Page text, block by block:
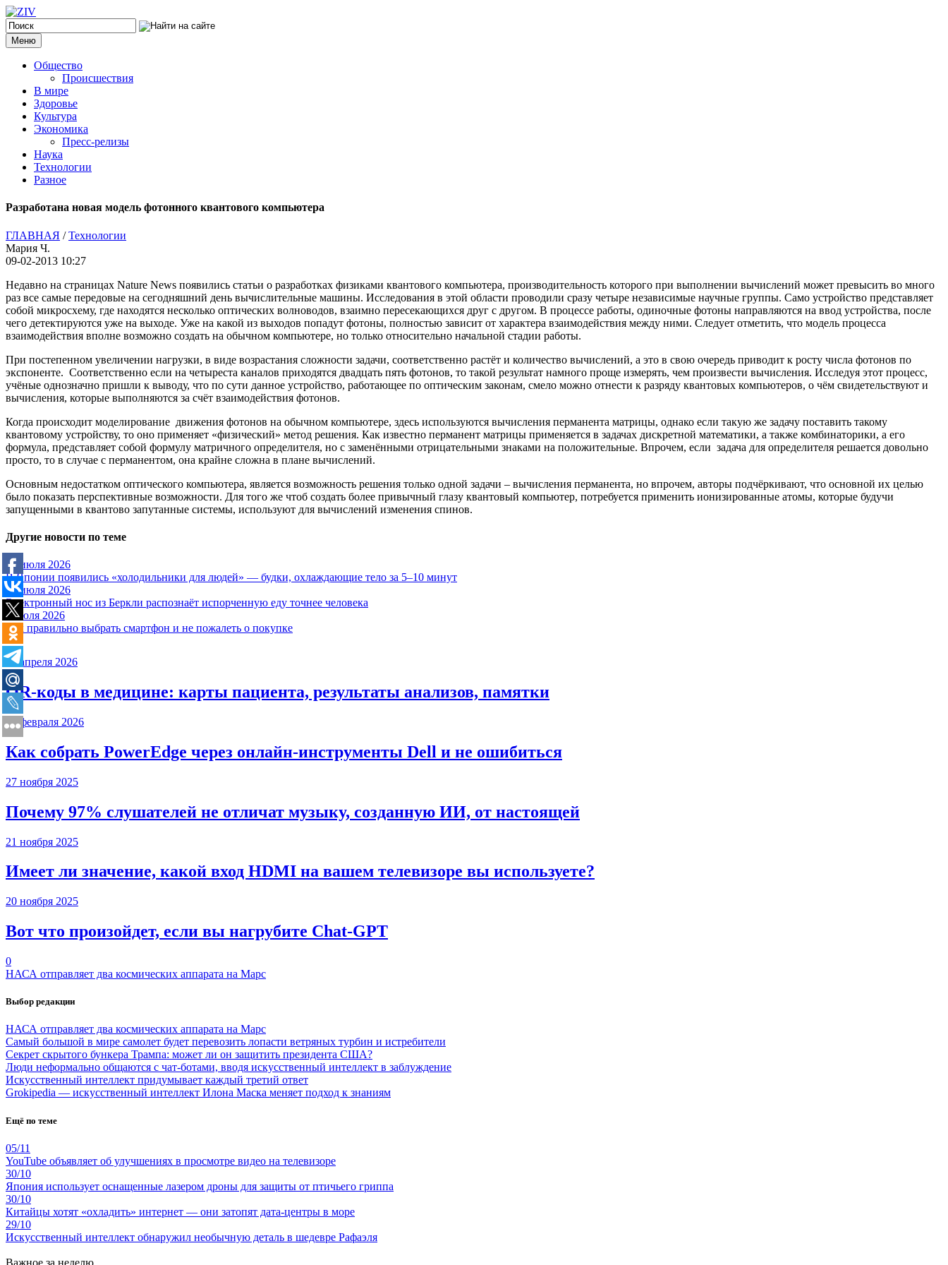
Меню
Общество
Происшествия
В мире
Здоровье
Культура
Экономика
Пресс-релизы
Наука
Технологии
Разное
Разработана новая модель фотонного квантового компьютера
ГЛАВНАЯ /Технологии
Мария Ч.
09-02-2013 10:27
Недавно на страницах Nature News появились статьи о разработках физиками квантового компьютера, производительность которого при выполнении вычислений может превысить во много
раз все самые передовые на сегодняшний день вычислительные машины. Исследования в этой области проводили сразу четыре независимые научные группы. Само устройство представляет
собой микросхему, где находятся несколько оптических волноводов, взаимно пересекающихся друг с другом. В процессе работы, одиночные фотоны направляются на ввод устройства, после
чего детектируются уже на выходе. Уже на какой из выходов попадут фотоны, полностью зависит от характера взаимодействия между ними. Следует отметить, что модель процесса
взаимодействия вполне возможно создать на обычном компьютере, но только относительно начальной стадии работы.
При постепенном увеличении нагрузки, в виде возрастания сложности задачи, соответственно растёт и количество вычислений, а это в свою очередь приводит к росту числа фотонов по
экспоненте. Соответственно если на четыреста каналов приходятся двадцать пять фотонов, то такой результат намного проще измерять, чем произвести вычисления. Исследуя этот процесс,
учёные однозначно пришли к выводу, что по сути данное устройство, работающее по оптическим законам, смело можно отнести к разряду квантовых компьютеров, о чём свидетельствуют и
вычисления, которые выполняются за счёт взаимодействия фотонов.
Когда происходит моделирование движения фотонов на обычном компьютере, здесь используются вычисления перманента матрицы, однако если такую же задачу поставить такому
квантовому устройству, то оно применяет «физический» метод решения. Как известно перманент матрицы применяется в задачах дискретной математики, а также комбинаторики, а его
формула, представляет собой формулу матричного определителя, но с заменёнными отрицательными знаками на положительные. Впрочем, если задача для определителя решается довольно
просто, то в случае с перманентом, она крайне сложна в плане вычислений.
Основным недостатком оптического компьютера, является возможность решения только одной задачи – вычисления перманента, но впрочем, авторы подчёркивают, что основной их целью
было показать перспективные возможности. Для того же чтоб создать более привычный глазу квантовый компьютер, потребуется применить ионизированные атомы, которые будучи
запущенными в квантово запутанные системы, используют для вычислений изменения спинов.
Другие новости по теме
28 июля 2026
В Японии появились «холодильники для людей» — будки, охлаждающие тело за 5–10 минут
17 июля 2026
Электронный нос из Беркли распознаёт испорченную еду точнее человека
6 июля 2026
Как правильно выбрать смартфон и не пожалеть о покупке
20 апреля 2026
QR-коды в медицине: карты пациента, результаты анализов, памятки
15 февраля 2026
Как собрать PowerEdge через онлайн-инструменты Dell и не ошибиться
27 ноября 2025
Почему 97% слушателей не отличат музыку, созданную ИИ, от настоящей
21 ноября 2025
Имеет ли значение, какой вход HDMI на вашем телевизоре вы используете?
20 ноября 2025
Вот что произойдет, если вы нагрубите Chаt-GPT
0
НАСА отправляет два космических аппарата на Марс
Выбор редакции
НАСА отправляет два космических аппарата на Марс
Самый большой в мире самолет будет перевозить лопасти ветряных турбин и истребители
Секрет скрытого бункера Трампа: может ли он защитить президента США?
Люди неформально общаются с чат-ботами, вводя искусственный интеллект в заблуждение
Искусственный интеллект придумывает каждый третий ответ
Grokipedia — искусственный интеллект Илона Маска меняет подход к знаниям
Ещё по теме
05/11
YouTube объявляет об улучшениях в просмотре видео на телевизоре
30/10
Япония использует оснащенные лазером дроны для защиты от птичьего гриппа
30/10
Китайцы хотят «охладить» интернет — они затопят дата-центры в море
29/10
Искусственный интеллект обнаружил необычную деталь в шедевре Рафаэля
Важное за неделю